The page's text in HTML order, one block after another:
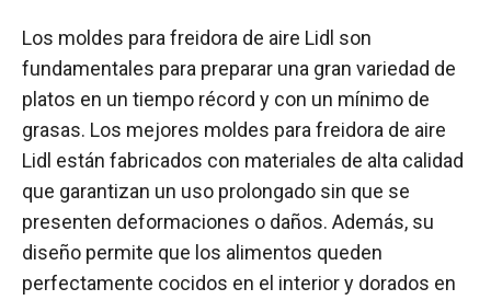
Los moldes para freidora de aire Lidl son
fundamentales para preparar una gran variedad de
platos en un tiempo récord y con un mínimo de
grasas. Los mejores moldes para freidora de aire
Lidl están fabricados con materiales de alta calidad
que garantizan un uso prolongado sin que se
presenten deformaciones o daños. Además, su
diseño permite que los alimentos queden
perfectamente cocidos en el interior y dorados en